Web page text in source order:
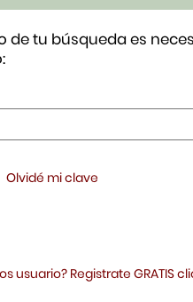
de tu búsqueda es
Olvidé mi clave
usuario? Registrate GRATIS